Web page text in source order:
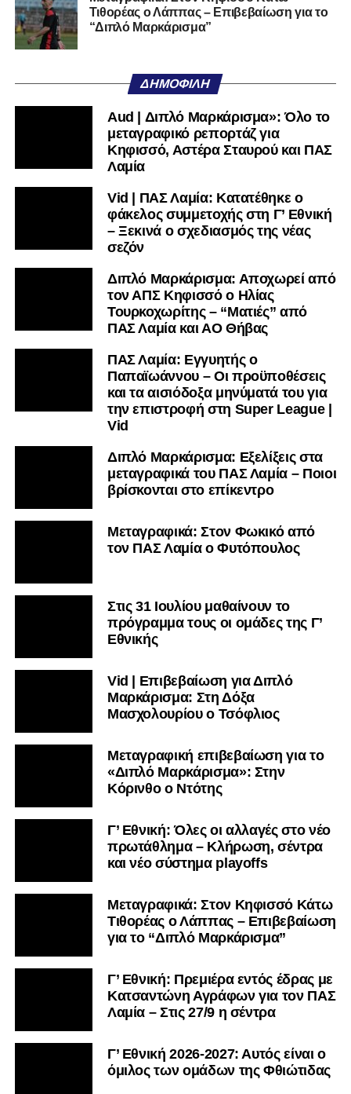
Ακολουθήστε τοlamiara.grστοGoogle Newsγια να
μαθαίνετε πρώτοι τα κυανόλευκα νέα στην Ελλάδα και τον
Twitterκαι στοInstagram
μαθαίνετε σε χρόνο dt όλα τα νέα.
Τιθορέας ο Λάππας – Επιβεβαίωση για το
“Διπλό Μαρκάρισμα”
ΔΗΜΟΦΙΛΉ
Aud | Διπλό Μαρκάρισμα»: Όλο το
μεταγραφικό ρεπορτάζ για
Κηφισσό, Αστέρα Σταυρού και ΠΑΣ
Λαμία
Vid | ΠΑΣ Λαμία: Κατατέθηκε ο
φάκελος συμμετοχής στη Γ’ Εθνική
– Ξεκινά ο σχεδιασμός της νέας
σεζόν
Διπλό Μαρκάρισμα: Αποχωρεί από
τον ΑΠΣ Κηφισσό ο Ηλίας
Τουρκοχωρίτης – “Ματιές” από
ΠΑΣ Λαμία και ΑΟ Θήβας
ΠΑΣ Λαμία: Εγγυητής ο
Παπαϊωάννου – Οι προϋποθέσεις
και τα αισιόδοξα μηνύματά του για
την επιστροφή στη Super League |
Vid
Διπλό Μαρκάρισμα: Εξελίξεις στα
μεταγραφικά του ΠΑΣ Λαμία – Ποιοι
βρίσκονται στο επίκεντρο
Μεταγραφικά: Στον Φωκικό από
τον ΠΑΣ Λαμία ο Φυτόπουλος
Στις 31 Ιουλίου μαθαίνουν το
πρόγραμμα τους οι ομάδες της Γ’
Εθνικής
Vid | Επιβεβαίωση για Διπλό
Μαρκάρισμα: Στη Δόξα
Μασχολουρίου ο Τσόφλιος
Μεταγραφική επιβεβαίωση για το
«Διπλό Μαρκάρισμα»: Στην
Κόρινθο ο Ντότης
Γ’ Εθνική: Όλες οι αλλαγές στο νέο
πρωτάθλημα – Κλήρωση, σέντρα
και νέο σύστημα playoffs
Μεταγραφικά: Στον Κηφισσό Κάτω
Τιθορέας ο Λάππας – Επιβεβαίωση
για το “Διπλό Μαρκάρισμα”
Γ’ Εθνική: Πρεμιέρα εντός έδρας με
Κατσαντώνη Αγράφων για τον ΠΑΣ
Λαμία – Στις 27/9 η σέντρα
Γ’ Εθνική 2026-2027: Αυτός είναι ο
όμιλος των ομάδων της Φθιώτιδας